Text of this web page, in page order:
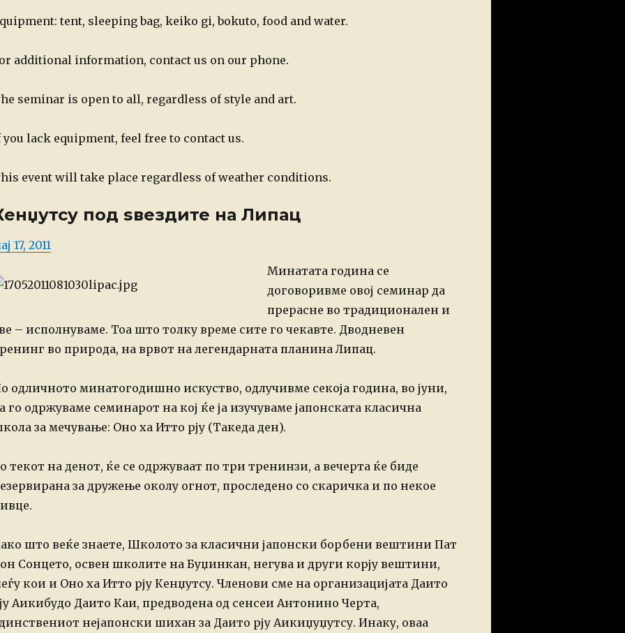
tent, sleeping bag, keiko gi, bokuto, food and water.
additional information, contact us on our phone.
seminar is open to all, regardless of style and art.
you lack equipment, feel free to contact us.
event will take place regardless of weather conditions.
под ѕвездите на Липац
17, 2011
Минатата година се
договоривме овој семинар да
прерасне во традиционален и
– исполнуваме. Тоа што толку време сите го чекавте. Дводневен
во природа, на врвот на легендарната планина Липац.
одличното минатогодишно искуство, одлучивме секоја година, во јуни,
го одржуваме семинарот на кој ќе ја изучуваме јапонската класична
за мечување: Оно ха Итто рју (Такеда ден).
текот на денот, ќе се одржуваат по три тренинзи, а вечерта ќе биде
за дружење околу огнот, проследено со скаричка и по некое
што веќе знаете, Школото за класични јапонски борбени вештини Пат
Сонцето, освен школите на Буџинкан, негува и други корју вештини,
кои и Оно ха Итто рју Кенџутсу. Членови сме на организацијата Даито
Аикибудо Даито Каи, предводена од сенсеи Антонино Черта,
нејапонски шихан за Даито рју Аикиџуџутсу. Инаку, оваа